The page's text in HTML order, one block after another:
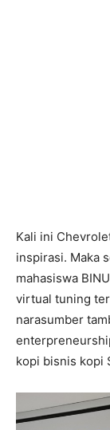
Kali ini
inspirasi. Maka
mahasiswa
virtual tuning
narasumber
kopi bisnis kopi